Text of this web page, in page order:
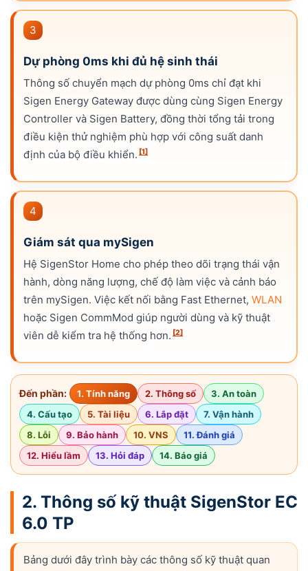
3
Dự phòng 0ms khi đủ hệ sinh thái
Thông số chuyển mạch dự phòng 0ms chỉ đạt khi
Sigen Energy Gateway được dùng cùng Sigen Energy
Controller và Sigen Battery, đồng thời tổng tải trong
điều kiện thử nghiệm phù hợp với công suất danh
định của bộ điều khiển. [1]
4
Giám sát qua mySigen
Hệ SigenStor Home cho phép theo dõi trạng thái vận
hành, dòng năng lượng, chế độ làm việc và cảnh báo
trên mySigen. Việc kết nối bằng Fast Ethernet, WLAN
hoặc Sigen CommMod giúp người dùng và kỹ thuật
viên dễ kiểm tra hệ thống hơn. [2]
Đến phần: 1. Tính năng 2. Thông số
3. An toàn
4. Cấu tạo
5. Tài liệu 6. Lắp đặt
7. Vận hành
8. Lỗi
9. Bảo hành 10. VNS
11. Đánh giá
12. Hiểu lầm
13. Hỏi đáp 14. Báo giá
2. Thông số kỹ thuật SigenStor EC
6.0 TP
Bảng dưới đây trình bày các thông số kỹ thuật quan